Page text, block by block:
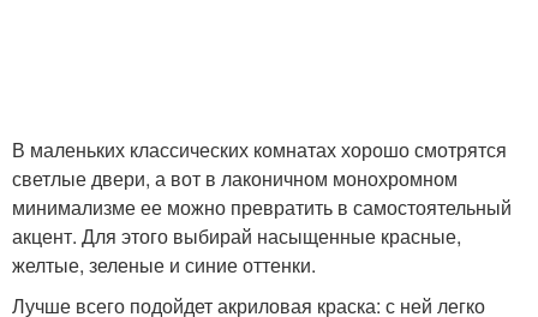
В маленьких классических комнатах хорошо смотрятся
светлые двери, а вот в лаконичном монохромном
минимализме ее можно превратить в самостоятельный
акцент. Для этого выбирай насыщенные красные,
желтые, зеленые и синие оттенки.
Лучше всего подойдет акриловая краска: с ней легко